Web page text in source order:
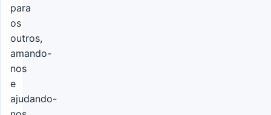
para
os
outros,
amando-
nos
e
ajudando-